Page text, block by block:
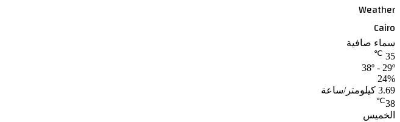
Weather
Cairo
سماء صافية
35
℃
38º - 29º
24%
3.69 كيلومتر/ساعة
38
℃
الخميس